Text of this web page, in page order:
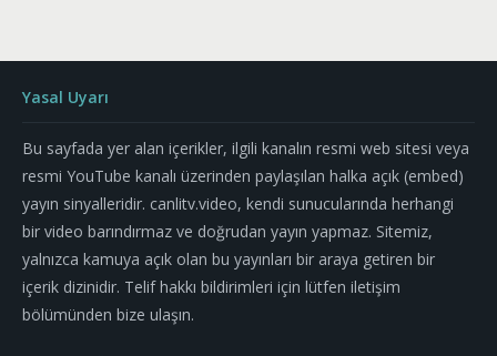
Yasal Uyarı
Bu sayfada yer alan içerikler, ilgili kanalın resmi web sitesi veya
resmi YouTube kanalı üzerinden paylaşılan halka açık (embed)
yayın sinyalleridir. canlitv.video, kendi sunucularında herhangi
bir video barındırmaz ve doğrudan yayın yapmaz. Sitemiz,
yalnızca kamuya açık olan bu yayınları bir araya getiren bir
içerik dizinidir. Telif hakkı bildirimleri için lütfen iletişim
bölümünden bize ulaşın.